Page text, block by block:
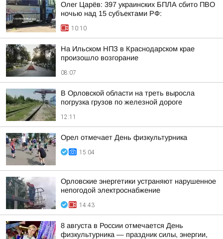
Олег Царёв: 397 украинских БПЛА сбито ПВО
ночью над 15 субъектами РФ:
10:10
На Ильском НПЗ в Краснодарском крае
произошло возгорание
08:07
В Орловской области на треть выросла
погрузка грузов по железной дороге
12:11
Орел отмечает День физкультурника
15:04
Орловские энергетики устраняют нарушенное
непогодой электроснабжение
14:43
8 августа в России отмечается День
физкультурника — праздник силы, энергии,